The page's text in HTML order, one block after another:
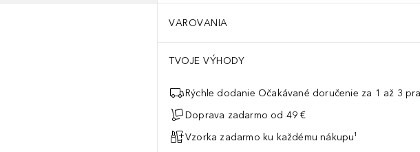
VAROVANIA
TVOJE VÝHODY
Rýchle dodanie Očakávané doručenie za 1 až 3
Doprava zadarmo od 49 €
Vzorka zadarmo ku každému nákupu¹